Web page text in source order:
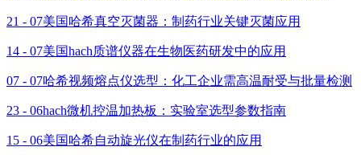
21 - 07美国哈希真空灭菌器：制药行业关键灭菌应用
14 - 07美国hach质谱仪器在生物医药研发中的应用
07 - 07哈希视频熔点仪选型：化工企业需高温耐受与批量检测
23 - 06hach微机控温加热板：实验室选型参数指南
15 - 06美国哈希自动旋光仪在制药行业的应用